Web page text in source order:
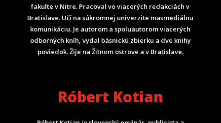
fakulte v Nitre. Pracoval vo viacerých redakciách v
Bratislave. Učí na súkromnej univerzite masmediálnu
komunikáciu. Je autorom a spoluautorom viacerých
odborných kníh, vydal básnickú zbierku a dve knihy
poviedok. Žije na Žitnom ostrove a v Bratislave.
Róbert Kotian